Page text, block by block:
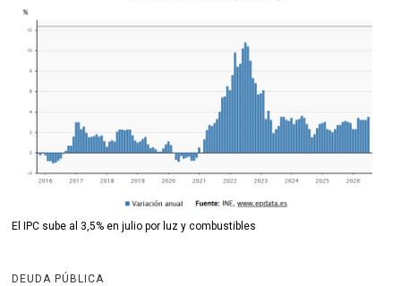
El IPC sube al 3,5% en julio por luz y combustibles
DEUDA PÚBLICA